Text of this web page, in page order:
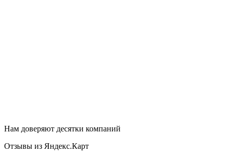
Нам доверяют десятки компаний
Отзывы из Яндекс.Карт